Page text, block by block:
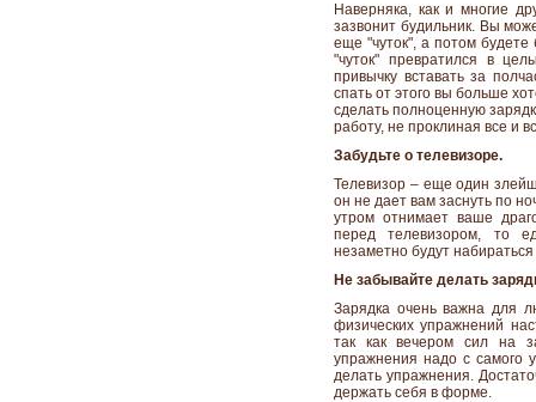
Наверняка, как и многие
зазвонит будильник. Вы
еще "чуток", а потом будете
"чуток" превратился в
привычку вставать за
спать от этого вы больше
сделать полноценную
работу, не проклиная все и
Забудьте о телевизоре.
Телевизор – еще один
он не дает вам заснуть по
утром отнимает ваше
перед телевизором, то
незаметно будут
Не забывайте делать
Зарядка очень важна для
физических упражнений
так как вечером сил на
упражнения надо с самого
делать упражнения.
держать себя в форме.